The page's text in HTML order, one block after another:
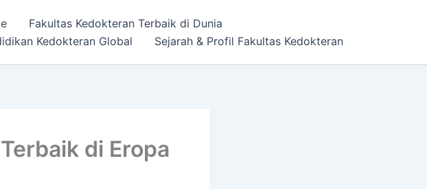
Fakultas Kedokteran Terbaik di Dunia
Kedokteran Global
Sejarah & Profil Fakultas Kedokteran
di Eropa